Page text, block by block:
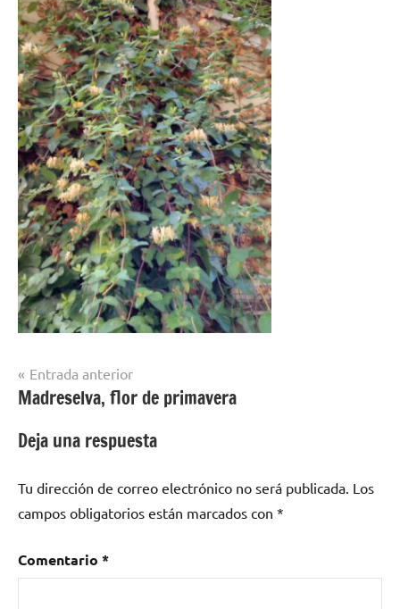
Navegación
de
entradas
Entrada anterior
Madreselva, flor de primavera
Deja una respuesta
Tu dirección de correo electrónico no será publicada. Los
campos obligatorios están marcados con *
Comentario *